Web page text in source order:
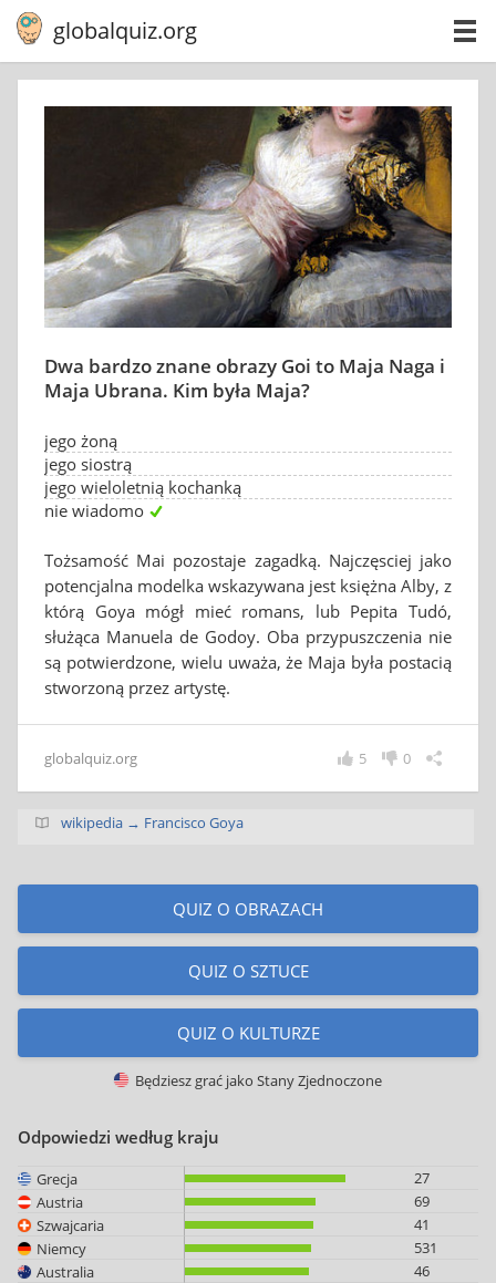
globalquiz.org
Dwa bardzo znane obrazy Goi to Maja Naga i
Maja Ubrana. Kim była Maja?
jego żoną
jego siostrą
jego wieloletnią kochanką
nie wiadomo
Tożsamość Mai pozostaje zagadką. Najczęsciej jako
potencjalna modelka wskazywana jest księżna Alby, z
którą Goya mógł mieć romans, lub Pepita Tudó,
służąca Manuela de Godoy. Oba przypuszczenia nie
są potwierdzone, wielu uważa, że Maja była postacią
stworzoną przez artystę.
globalquiz.org 0
5
wikipedia → Francisco Goya
QUIZ O OBRAZACH
QUIZ O SZTUCE
QUIZ O KULTURZE
Będziesz grać jako Stany Zjednoczone
Odpowiedzi według kraju
Grecja
27
Austria
69
Szwajcaria
41
Niemcy
531
Australia
46